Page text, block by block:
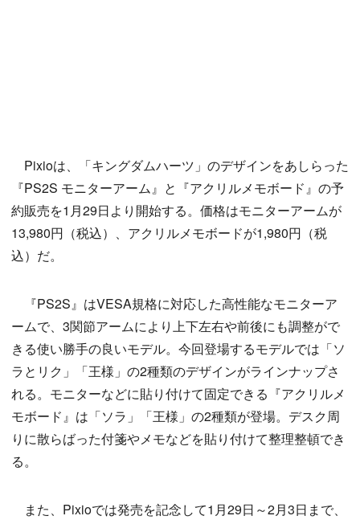
Pixioは、「キングダムハーツ」のデザインをあしらった
『PS2S モニターアーム』と『アクリルメモボード』の予
約販売を1月29日より開始する。価格はモニターアームが
13,980円（税込）、アクリルメモボードが1,980円（税
込）だ。
『PS2S』はVESA規格に対応した高性能なモニターア
ームで、3関節アームにより上下左右や前後にも調整がで
きる使い勝手の良いモデル。今回登場するモデルでは「ソ
ラとリク」「王様」の2種類のデザインがラインナップさ
れる。モニターなどに貼り付けて固定できる『アクリルメ
モボード』は「ソラ」「王様」の2種類が登場。デスク周
りに散らばった付箋やメモなどを貼り付けて整理整頓でき
る。
また、Pixioでは発売を記念して1月29日～2月3日まで、